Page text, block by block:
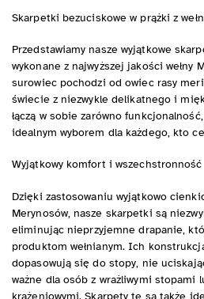
Skarpetki bezuciskowe w prążki z
Przedstawiamy nasze wyjątkowe
wykonane z najwyższej jakości wełny
surowiec pochodzi od owiec rasy
świecie z niezwykle delikatnego i
łączą w sobie zarówno
idealnym wyborem dla każdego, kto
Wyjątkowy komfort i wszechstronność
Dzięki zastosowaniu wyjątkowo
Merynosów, nasze skarpetki są
eliminując nieprzyjemne drapanie,
produktom wełnianym. Ich
dopasowują się do stopy, nie
ważne dla osób z wrażliwymi stopami
krążeniowymi. Skarpety te są także